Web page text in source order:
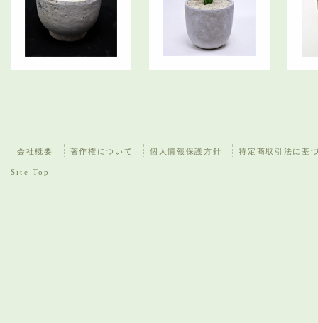
会社概要 著作権について 個人情報保護方針 特定商取引法に基
Site Top